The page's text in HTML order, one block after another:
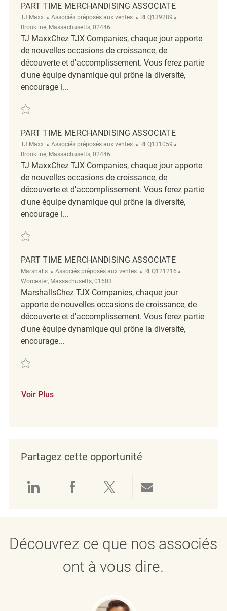
PART TIME MERCHANDISING ASSOCIATE
TJ Maxx Catégorie
Associés préposés aux ventes ReqId
REQ139289
Brookline, Massachusetts, 02446
TJ MaxxChez TJX Companies, chaque jour apporte
de nouvelles occasions de croissance, de
découverte et d'accomplissement. Vous ferez partie
d'une équipe dynamique qui prône la diversité,
encourage l...
Sauvegarder part time merchandising associate REQ139289
PART TIME MERCHANDISING ASSOCIATE
TJ Maxx Catégorie
Associés préposés aux ventes ReqId
REQ131059
Brookline, Massachusetts, 02446
TJ MaxxChez TJX Companies, chaque jour apporte
de nouvelles occasions de croissance, de
découverte et d'accomplissement. Vous ferez partie
d'une équipe dynamique qui prône la diversité,
encourage l...
Sauvegarder part time merchandising associate REQ131059
PART TIME MERCHANDISING ASSOCIATE
Marshalls Catégorie
Associés préposés aux ventes ReqId
REQ121216
Worcester, Massachusetts, 01603
MarshallsChez TJX Companies, chaque jour
apporte de nouvelles occasions de croissance, de
découverte et d'accomplissement. Vous ferez partie
d'une équipe dynamique qui prône la diversité,
encourage...
Sauvegarder Part Time Merchandising Associate REQ121216
Voir Plus
Partagez cette opportunité
Partager via LinkedIn
Partager via Facebook
Partager via twitter
Découvrez ce que nos associés
ont à vous dire.